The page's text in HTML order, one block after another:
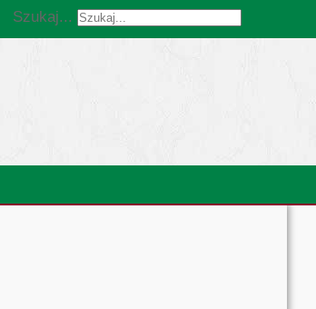
Szukaj...